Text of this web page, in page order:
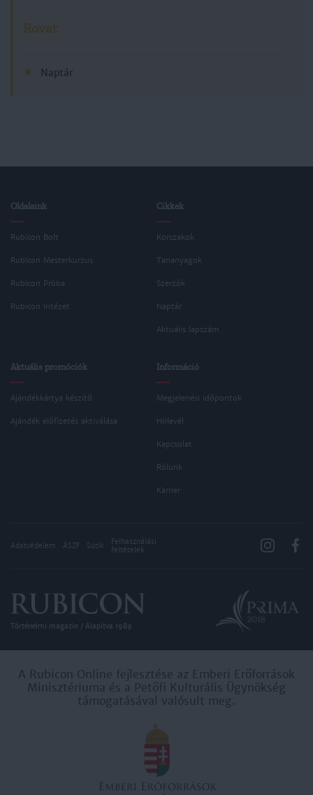
Rovat
Naptár
Oldalaink
Rubicon Bolt
Rubicon Mesterkurzus
Rubicon Próba
Rubicon Intézet
Cikkek
Korszakok
Tananyagok
Szerzők
Naptár
Aktuális lapszám
Aktuális promóciók
Ajándékkártya készítő
Ajándék előfizetés aktiválása
Információ
Megjelenési időpontok
Hírlevél
Kapcsolat
Rólunk
Karrier
Adatvédelem ÁSZF Sütik
Felhasználási
feltételek
Történelmi magazin / Alapítva 1989
A Rubicon Online fejlesztése az Emberi Erőforrások
Minisztériuma és a Petőfi Kulturális Ügynökség
támogatásával valósult meg.